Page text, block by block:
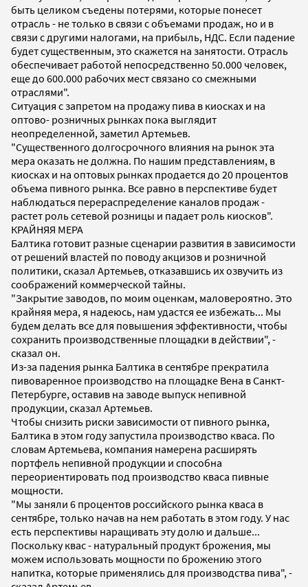
быть целиком съедены потерями, которые понесет
отрасль - не только в связи с объемами продаж, но и в
связи с другими налогами, на прибыль, НДС. Если падение
будет существенным, это скажется на занятости. Отрасль
обеспечивает работой непосредственно 50.000 человек,
еще до 600.000 рабочих мест связано со смежными
отраслями".
Ситуация с запретом на продажу пива в киосках и на
оптово- розничных рынках пока выглядит
неопределенной, заметил Артемьев.
"Существенного долгосрочного влияния на рынок эта
мера оказать не должна. По нашим представлениям, в
киосках и на оптовых рынках продается до 20 процентов
объема пивного рынка. Все равно в перспективе будет
наблюдаться перераспределение каналов продаж -
растет роль сетевой розницы и падает роль киосков".
КРАЙНЯЯ МЕРА
Балтика готовит разные сценарии развития в зависимости
от решений властей по поводу акцизов и розничной
политики, сказал Артемьев, отказавшись их озвучить из
соображений коммерческой тайны.
"Закрытие заводов, по моим оценкам, маловероятно. Это
крайняя мера, я надеюсь, нам удастся ее избежать... Мы
будем делать все для повышения эффективности, чтобы
сохранить производственные площадки в действии", -
сказал он.
Из-за падения рынка Балтика в сентябре прекратила
пивоваренное производство на площадке Вена в Санкт-
Петербурге, оставив на заводе выпуск непивной
продукции, сказал Артемьев.
Чтобы снизить риски зависимости от пивного рынка,
Балтика в этом году запустила производство кваса. По
словам Артемьева, компания намерена расширять
портфель непивной продукции и способна
переориентировать под производство кваса пивные
мощности.
"Мы заняли 6 процентов российского рынка кваса в
сентябре, только начав на нем работать в этом году. У нас
есть перспективы наращивать эту долю и дальше...
Поскольку квас - натуральный продукт брожения, мы
можем использовать мощности по брожению этого
напитка, которые применялись для производства пива", -